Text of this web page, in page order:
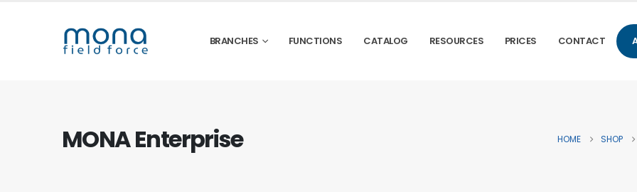
BRANCHES FUNCTIONS CATALOG RESOURCES PRICES CONTACT
MONA Enterprise HOME SHOP